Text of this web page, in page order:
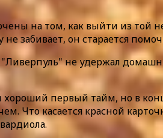
на том, как выйти из той
забивает, он старается
не удержал
первый тайм, но в
Что касается красной